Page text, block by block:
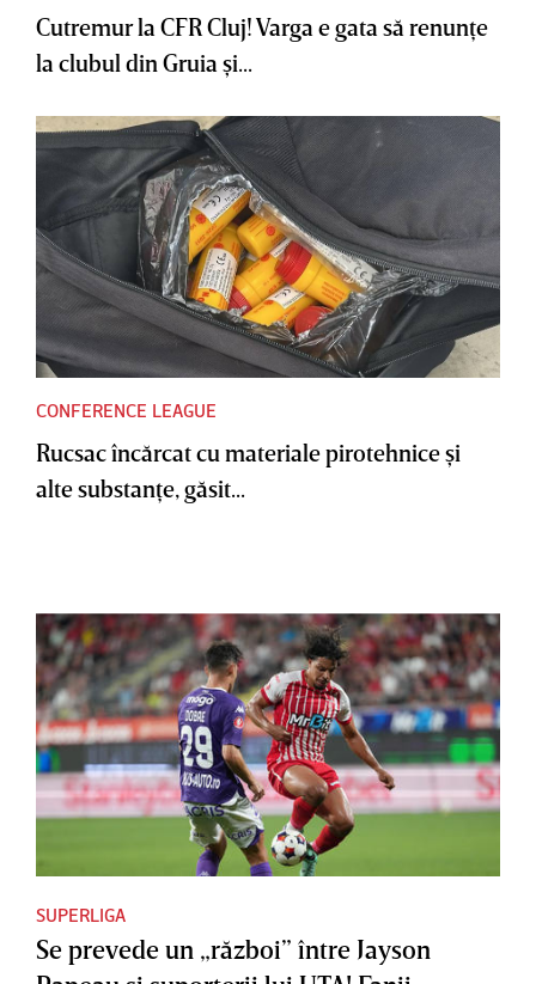
Cutremur la CFR Cluj! Varga e gata să renunţe
la clubul din Gruia şi...
CONFERENCE LEAGUE
Rucsac încărcat cu materiale pirotehnice şi
alte substanţe, găsit...
SUPERLIGA
Se prevede un „război” între Jayson